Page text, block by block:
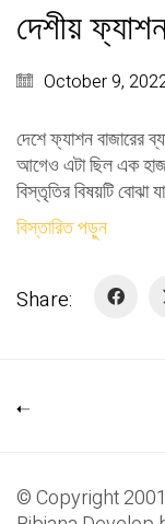
দেশীয় ফ্যাশন
October 9,
দেশে ফ্যাশন বাজারের
আগেও এটা ছিল এক
বিস্তৃতির বিষয়টি বোঝা
বিস্তারিত পড়ুন
Share:
© Copyright